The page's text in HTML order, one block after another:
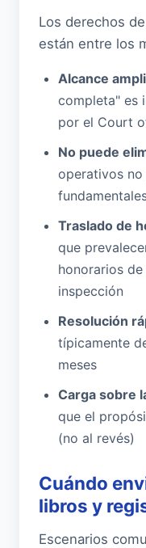
Los derechos
están entre los
Alcance
completa" es
por el Court
No puede
operativos no
Traslado de
que
honorarios
inspección
Resolución
típicamente
meses
Carga sobre
que el
(no al revés)
Cuándo
libros y
Escenarios